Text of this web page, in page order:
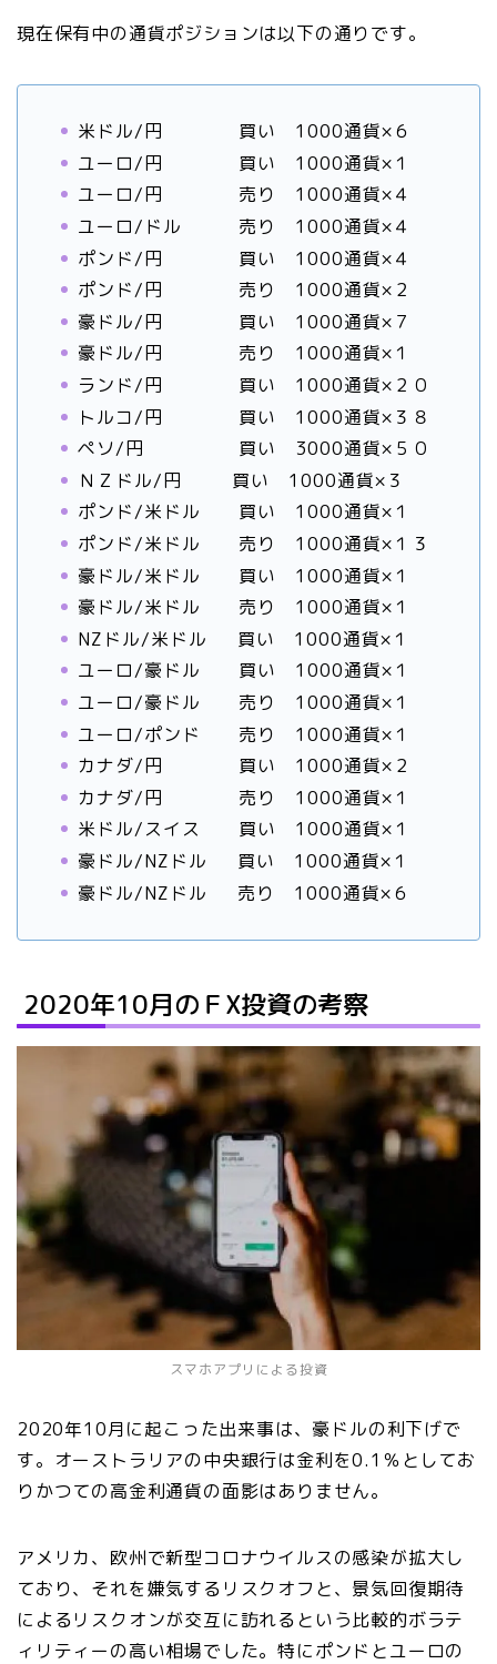
現在保有中の通貨ポジションは以下の通りです。
米ドル/円 買い 1000通貨×６
ユーロ/円 買い 1000通貨×１
ユーロ/円 売り 1000通貨×４
ユーロ/ドル 売り 1000通貨×４
ポンド/円 買い 1000通貨×４
ポンド/円 売り 1000通貨×２
豪ドル/円 買い 1000通貨×７
豪ドル/円 売り 1000通貨×１
ランド/円 買い 1000通貨×２０
トルコ/円 買い 1000通貨×３８
ペソ/円 買い 3000通貨×５０
ＮＺドル/円 買い 1000通貨×３
ポンド/米ドル 買い 1000通貨×１
ポンド/米ドル 売り 1000通貨×１３
豪ドル/米ドル 買い 1000通貨×１
豪ドル/米ドル 売り 1000通貨×１
NZドル/米ドル 買い 1000通貨×１
ユーロ/豪ドル 買い 1000通貨×１
ユーロ/豪ドル 売り 1000通貨×１
ユーロ/ポンド 売り 1000通貨×１
カナダ/円 買い 1000通貨×２
カナダ/円 売り 1000通貨×１
米ドル/スイス 買い 1000通貨×１
豪ドル/NZドル 買い 1000通貨×１
豪ドル/NZドル 売り 1000通貨×６
2020年10月のＦX投資の考察
スマホアプリによる投資
2020年10月に起こった出来事は、豪ドルの利下げで
す。オーストラリアの中央銀行は金利を0.1％としてお
りかつての高金利通貨の面影はありません。
アメリカ、欧州で新型コロナウイルスの感染が拡大し
ており、それを嫌気するリスクオフと、景気回復期待
によるリスクオンが交互に訪れるという比較的ボラテ
ィリティーの高い相場でした。特にポンドとユーロの